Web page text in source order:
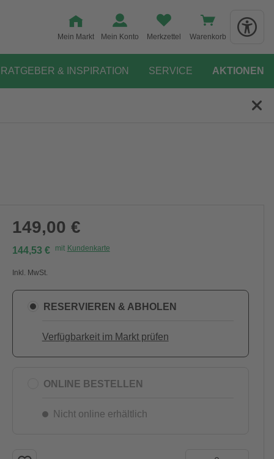
Mein Markt Mein Konto Merkzettel Warenkorb
RATGEBER & INSPIRATION SERVICE AKTIONEN
149,00 €
144,53 € mit Kundenkarte
Inkl. MwSt.
RESERVIEREN & ABHOLEN
Verfügbarkeit im Markt prüfen
ONLINE BESTELLEN
Nicht online erhältlich